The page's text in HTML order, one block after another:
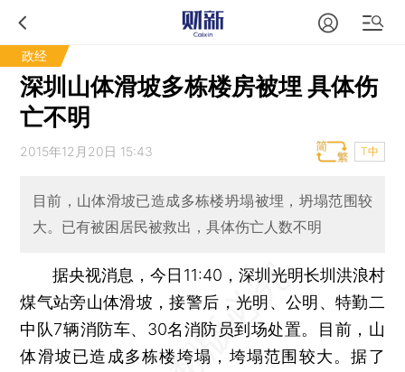
政经
深圳山体滑坡多栋楼房被埋 具体伤
亡不明
2015年12月20日 15:43 T中
目前，山体滑坡已造成多栋楼坍塌被埋，坍塌范围较
大。已有被困居民被救出，具体伤亡人数不明
据央视消息，今日11:40，深圳光明长圳洪浪村
煤气站旁山体滑坡，接警后，光明、公明、特勤二
中队7辆消防车、30名消防员到场处置。目前，山
体滑坡已造成多栋楼垮塌，垮塌范围较大。据了